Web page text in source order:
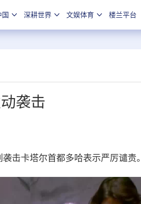
深耕世界 文娱体育 楼兰平台
袭击
卡塔尔首都多哈表示严厉谴责。